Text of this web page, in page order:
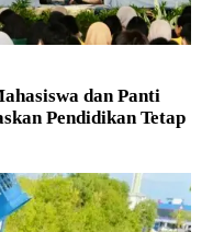
dan Panti
Pendidikan Tetap